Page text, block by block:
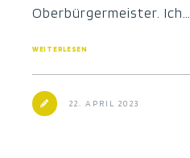
Oberbürgermeister. Ich…
WEITERLESEN
22. APRIL 2023